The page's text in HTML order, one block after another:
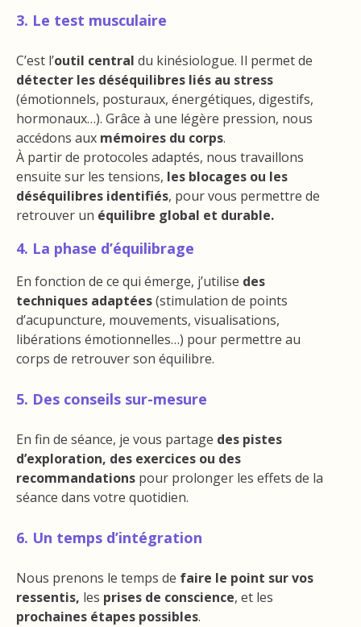
3. Le test musculaire
C’est l’outil central du kinésiologue. Il permet de
détecter les déséquilibres liés au stress
(émotionnels, posturaux, énergétiques, digestifs,
hormonaux…). Grâce à une légère pression, nous
accédons aux mémoires du corps.
À partir de protocoles adaptés, nous travaillons
ensuite sur les tensions, les blocages ou les
déséquilibres identifiés, pour vous permettre de
retrouver un équilibre global et durable.
4. La phase d’équilibrage
En fonction de ce qui émerge, j’utilise des
techniques adaptées(stimulation de points
d’acupuncture, mouvements, visualisations,
libérations émotionnelles…) pour permettre au
corps de retrouver son équilibre.
5. Des conseils sur-mesure
En fin de séance, je vous partage des pistes
d’exploration, des exercices ou des
recommandations pour prolonger les effets de la
séance dans votre quotidien.
6. Un temps d’intégration
Nous prenons le temps de faire le point sur vos
ressentis, les prises de conscience, et les
prochaines étapes possibles.